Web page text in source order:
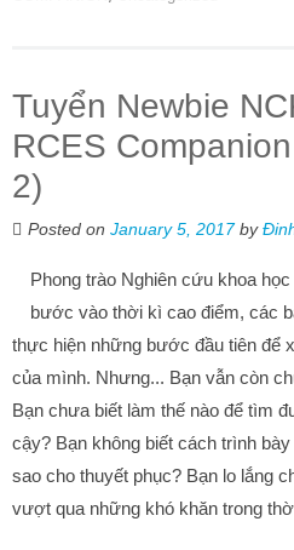
Tuyển Newbie
RCES
2)
Posted on January 5, 2017by
Phong trào Nghiên cứu khoa
bước vào thời kì cao điểm, các
thực hiện những bước đầu tiên để
của mình. Nhưng... Bạn vẫn còn
Bạn chưa biết làm thế nào để tìm
cậy? Bạn không biết cách trình
sao cho thuyết phục? Bạn lo lắng
vượt qua những khó khăn trong